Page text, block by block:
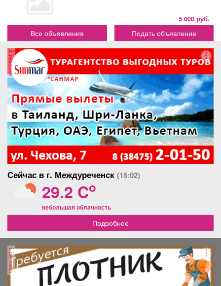
5 000 руб.
Все объявления Подать объявление
реклама
Сейчас в г. Междуреченск (15:02)
29.2 Co
небольшая облачность
Подробнее
реклама